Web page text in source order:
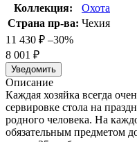
Коллекция:
Охота
Страна пр-ва: Чехия
11 430 ₽ –30%
8 001 ₽
Уведомить
Описание
Каждая хозяйка всегда
сервировке стола на
родного человека. На
обязательным предметом